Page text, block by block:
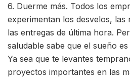
6. Duerme más. Todos los
experimentan los desvelos, las
las entregas de última hora.
saludable sabe que el sueño
Ya sea que te levantes
proyectos importantes en las